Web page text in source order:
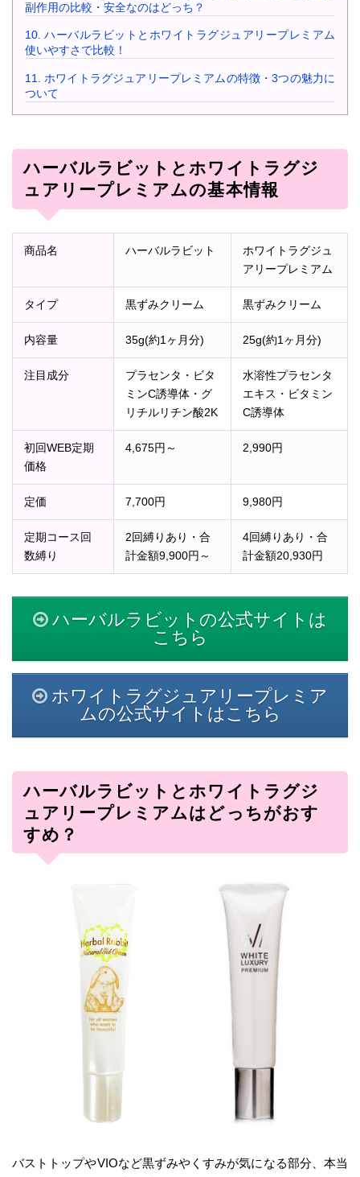
副作用の比較・安全なのはどっち？
10. ハーバルラビットとホワイトラグジュアリープレミアム
使いやすさで比較！
11.
ホワイトラグジュアリープレミアムの特徴・3つの魅力に
ついて
ハーバルラビットとホワイトラグジ
ュアリープレミアムの基本情報
商品名 ハーバルラビット
ホワイトラグジュ
アリープレミアム
タイプ 黒ずみクリーム 黒ずみクリーム
内容量 35g(約1ヶ月分) 25g(約1ヶ月分)
注目成分
プラセンタ・ビタ
ミンC誘導体・グ
リチルリチン酸2K
水溶性プラセンタ
エキス・ビタミン
C誘導体
初回WEB定期
価格
4,675円～ 2,990円
定価 7,700円 9,980円
定期コース回
数縛り
2回縛りあり・合
計金額9,900円～
4回縛りあり・合
計金額20,930円
ハーバルラビットの公式サイトは
こちら
ホワイトラグジュアリープレミア
ムの公式サイトはこちら
ハーバルラビットとホワイトラグジ
ュアリープレミアムはどっちがおす
すめ？
バストトップやVIOなど黒ずみやくすみが気になる部分、本当